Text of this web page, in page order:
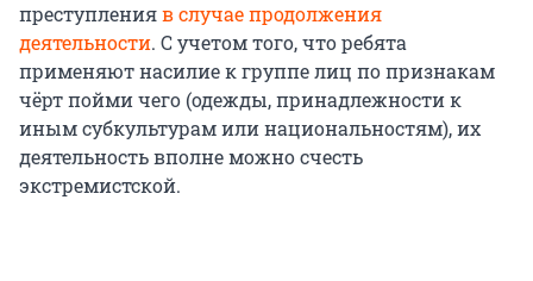
преступленияв случае продолжения
деятельности. С учетом того, что ребята
применяют насилие к группе лиц по признакам
чёрт пойми чего (одежды, принадлежности к
иным субкультурам или национальностям), их
деятельность вполне можно счесть
экстремистской.